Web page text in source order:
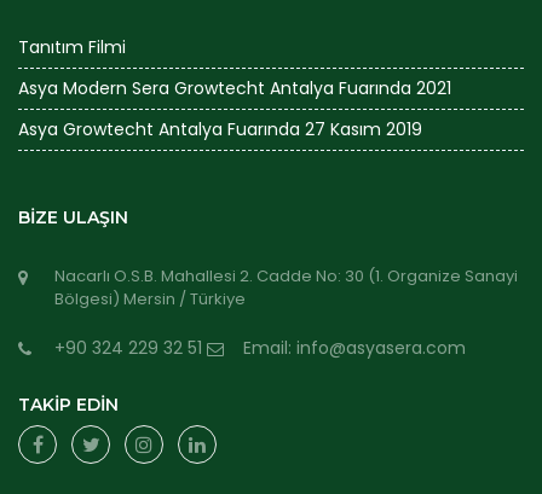
Tanıtım Filmi
Asya Modern Sera Growtecht Antalya Fuarında 2021
Asya Growtecht Antalya Fuarında 27 Kasım 2019
BİZE ULAŞIN
Nacarlı O.S.B. Mahallesi 2. Cadde No: 30 (1. Organize Sanayi
Bölgesi) Mersin / Türkiye
+90 324 229 32 51 Email: info@asyasera.com
TAKİP EDİN